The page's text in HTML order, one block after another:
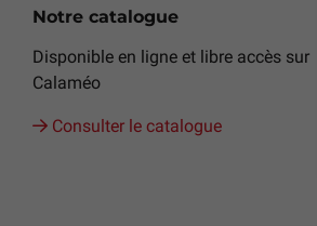
Notre catalogue
Disponible en ligne et libre accès sur
Calaméo
Consulter le catalogue